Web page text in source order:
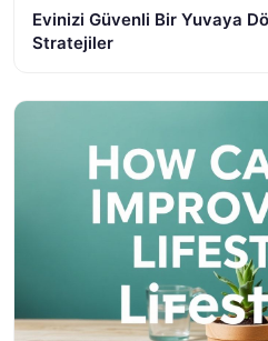
Evinizi Güvenli Bir Yuvaya
Stratejiler